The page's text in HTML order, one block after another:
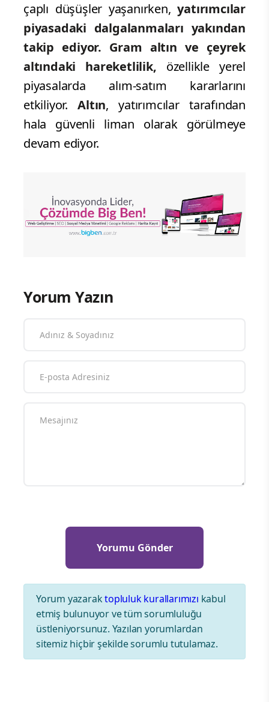
çaplı düşüşler yaşanırken,yatırımcılar
piyasadaki dalgalanmaları yakından
takip ediyor. Gram altın ve çeyrek
altındaki hareketlilik, özellikle yerel
piyasalarda alım-satım kararlarını
etkiliyor.Altın, yatırımcılar tarafından
hala güvenli liman olarak görülmeye
devam ediyor.
Yorum Yazın
Yorum yazaraktopluluk kurallarımızı kabul
etmiş bulunuyor ve tüm sorumluluğu
üstleniyorsunuz. Yazılan yorumlardan
sitemiz hiçbir şekilde sorumlu tutulamaz.